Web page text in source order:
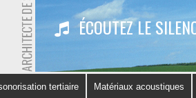
ÉCOUTEZ LE
tertiaire Matériaux acoustiques